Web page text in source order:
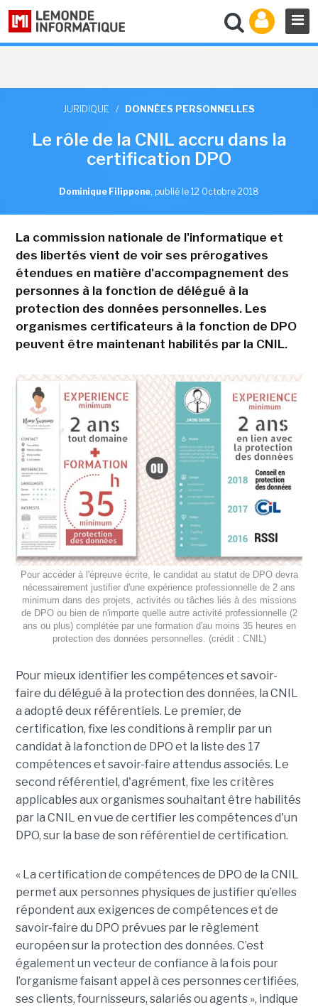
JURIDIQUE / DONNÉES PERSONNELLES
Le rôle de la CNIL accru dans la
certification DPO
Dominique Filippone, publié le 12 Octobre 2018
La commission nationale de l'informatique et
des libertés vient de voir ses prérogatives
étendues en matière d'accompagnement des
personnes à la fonction de délégué à la
protection des données personnelles. Les
organismes certificateurs à la fonction de DPO
peuvent être maintenant habilités par la CNIL.
Pour accéder à l'épreuve écrite, le candidat au statut de DPO devra
nécessairement justifier d'une expérience professionnelle de 2 ans
minimum dans des projets, activités ou tâches liés à des missions
de DPO ou bien de n'importe quelle autre activité professionnelle (2
ans ou plus) complétée par une formation d'au moins 35 heures en
protection des données personnelles. (crédit : CNIL)
Pour mieux identifier les compétences et savoir-
faire du délégué à la protection des données, la CNIL
a adopté deux référentiels. Le premier, de
certification, fixe les conditions à remplir par un
candidat à la fonction de DPO et la liste des 17
compétences et savoir-faire attendus associés. Le
second référentiel, d'agrément, fixe les critères
applicables aux organismes souhaitant être habilités
par la CNIL en vue de certifier les compétences d'un
DPO, sur la base de son référentiel de certification.
« La certification de compétences de DPO de la CNIL
permet aux personnes physiques de justifier qu’elles
répondent aux exigences de compétences et de
savoir-faire du DPO prévues par le règlement
européen sur la protection des données. C’est
également un vecteur de confiance à la fois pour
l’organisme faisant appel à ces personnes certifiées,
ses clients, fournisseurs, salariés ou agents », indique